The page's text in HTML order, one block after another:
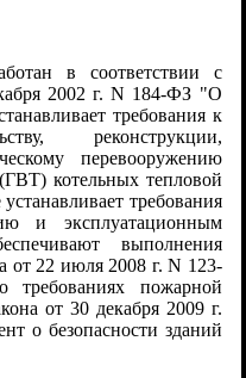
в соответствии с
2002 г. N 184-ФЗ "О
требования к
реконструкции,
перевооружению
котельных тепловой
требования
и эксплуатационным
выполнения
от 22 июля 2008 г. N 123-
требованиях пожарной
от 30 декабря 2009 г.
о безопасности зданий